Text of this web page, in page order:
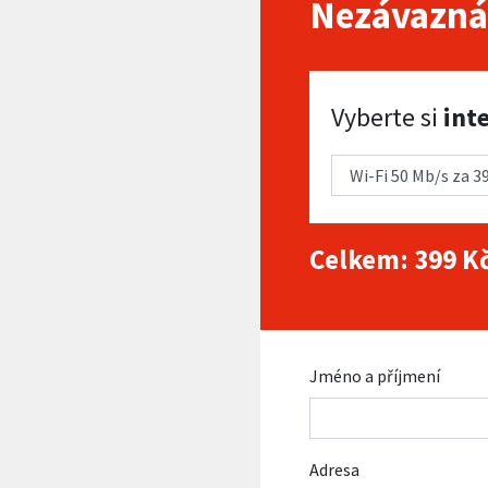
Vyberte si internet
Vyberte si
Celkem: 399
Jméno a příjmení
Adresa